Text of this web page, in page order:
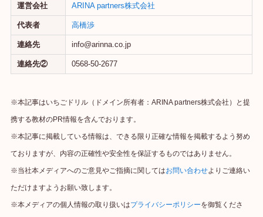
運営会社 ARINA partners株式会社
代表者 高橋渉
連絡先 info@arinna.co.jp
連絡先② 0568-50-2677
※本記事はいちごドリル（ドメイン所有者：ARINA partners株式会社）と提
携する教材のPR情報を含んでおります。
※本記事に掲載している情報は、できる限り正確な情報を掲載するよう努め
ておりますが、内容の正確性や安全性を保証するものではありません。
※当社本メディアへのご意見やご指摘に関してはお問い合わせよりご連絡い
ただけますようお願い致します。
※本メディアの個人情報の取り扱いはプライバシーポリシーを御覧くださ